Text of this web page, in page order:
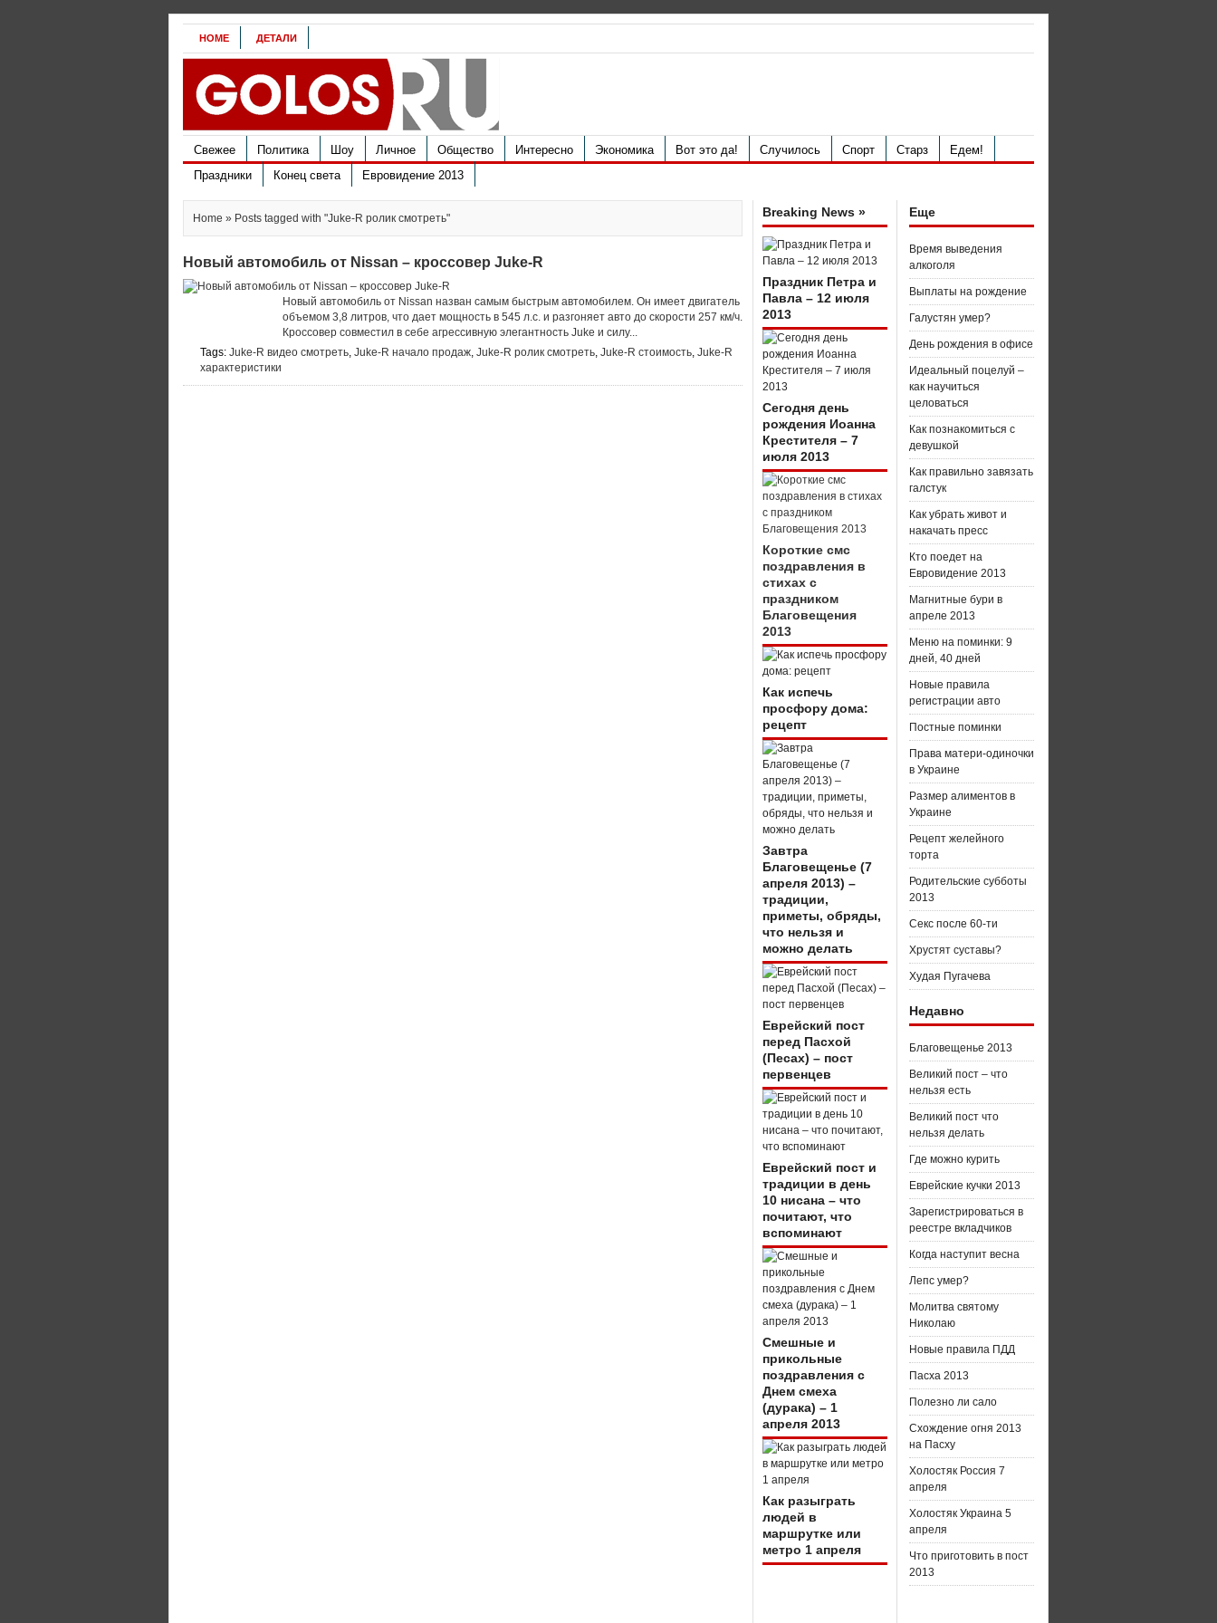
HOME ДЕТАЛИ
Свежее Политика Шоу Личное Общество Интересно Экономика Вот это да! Случилось Спорт Старз
Едем!
Праздники
Конец света Евровидение 2013
Home » Posts tagged with "Juke-R ролик смотреть"
Новый автомобиль от Nissan – кроссовер Juke-R
Новый автомобиль от Nissan назван самым быстрым автомобилем. Он имеет двигатель
объемом 3,8 литров, что дает мощность в 545 л.с. и разгоняет авто до скорости 257 км/ч.
Кроссовер совместил в себе агрессивную элегантность Juke и силу...
Tags: Juke-R видео смотреть, Juke-R начало продаж, Juke-R ролик смотреть, Juke-R стоимость, Juke-R
характеристики
Breaking News »
Праздник Петра и
Павла – 12 июля
2013
Сегодня день
рождения Иоанна
Крестителя – 7
июля 2013
Короткие смс
поздравления в
стихах с
праздником
Благовещения
2013
Как испечь
просфору дома:
рецепт
Завтра
Благовещенье (7
апреля 2013) –
традиции,
приметы, обряды,
что нельзя и
можно делать
Еврейский пост
перед Пасхой
(Песах) – пост
первенцев
Еврейский пост и
традиции в день
10 нисана – что
почитают, что
вспоминают
Смешные и
прикольные
поздравления с
Днем смеха
(дурака) – 1
апреля 2013
Как разыграть
людей в
маршрутке или
метро 1 апреля
Еще
Время выведения
алкоголя
Выплаты на рождение
Галустян умер?
День рождения в офисе
Идеальный поцелуй –
как научиться
целоваться
Как познакомиться с
девушкой
Как правильно завязать
галстук
Как убрать живот и
накачать пресс
Кто поедет на
Евровидение 2013
Магнитные бури в
апреле 2013
Меню на поминки: 9
дней, 40 дней
Новые правила
регистрации авто
Постные поминки
Права матери-одиночки
в Украине
Размер алиментов в
Украине
Рецепт желейного
торта
Родительские субботы
2013
Секс после 60-ти
Хрустят суставы?
Худая Пугачева
Недавно
Благовещенье 2013
Великий пост – что
нельзя есть
Великий пост что
нельзя делать
Где можно курить
Еврейские кучки 2013
Зарегистрироваться в
реестре вкладчиков
Когда наступит весна
Лепс умер?
Молитва святому
Николаю
Новые правила ПДД
Пасха 2013
Полезно ли сало
Схождение огня 2013
на Пасху
Холостяк Россия 7
апреля
Холостяк Украина 5
апреля
Что приготовить в пост
2013